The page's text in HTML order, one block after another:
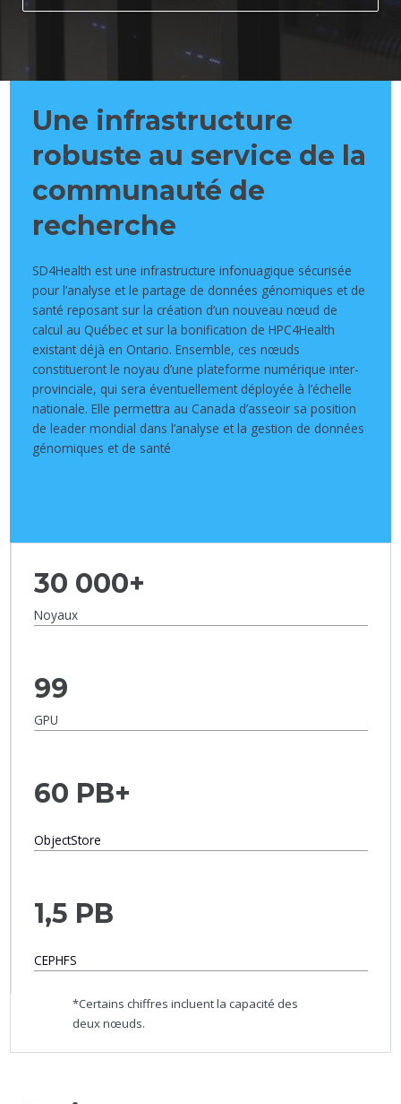
Une infrastructure
robuste au service de la
communauté de
recherche
SD4Health est une infrastructure infonuagique sécurisée
pour l’analyse et le partage de données génomiques et de
santé reposant sur la création d’un nouveau nœud de
calcul au Québec et sur la bonification de HPC4Health
existant déjà en Ontario. Ensemble, ces nœuds
constitueront le noyau d’une plateforme numérique inter-
provinciale, qui sera éventuellement déployée à l’échelle
nationale. Elle permettra au Canada d’asseoir sa position
de leader mondial dans l’analyse et la gestion de données
génomiques et de santé
30 000+
Noyaux
99
GPU
60 PB+
ObjectStore
1,5 PB
CEPHFS
*Certains chiffres incluent la capacité des
deux nœuds.